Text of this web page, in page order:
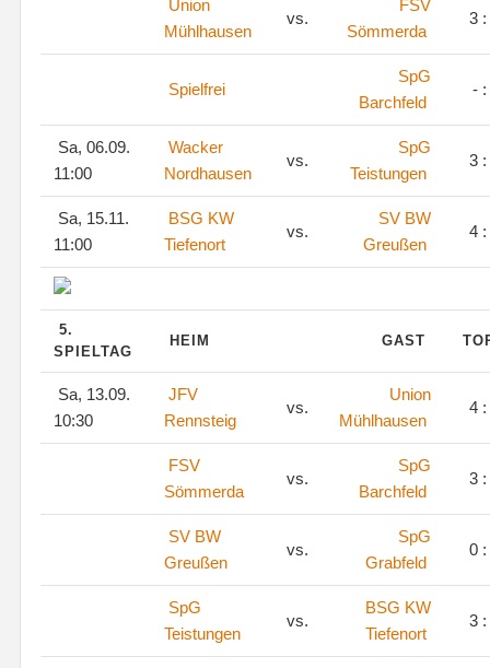
Union
Mühlhausen
vs.
FSV
Sömmerda
3
Spielfrei
SpG
Barchfeld
- :
Sa, 06.09.
11:00
Wacker
Nordhausen
vs.
SpG
Teistungen
3
Sa, 15.11.
11:00
BSG KW
Tiefenort
vs.
SV BW
Greußen
4
5.
SPIELTAG
HEIM GAST
Sa, 13.09.
10:30
JFV
Rennsteig
vs.
Union
Mühlhausen
4
FSV
Sömmerda
vs.
SpG
Barchfeld
3
SV BW
Greußen
vs.
SpG
Grabfeld
0
SpG
Teistungen
vs.
BSG KW
Tiefenort
3